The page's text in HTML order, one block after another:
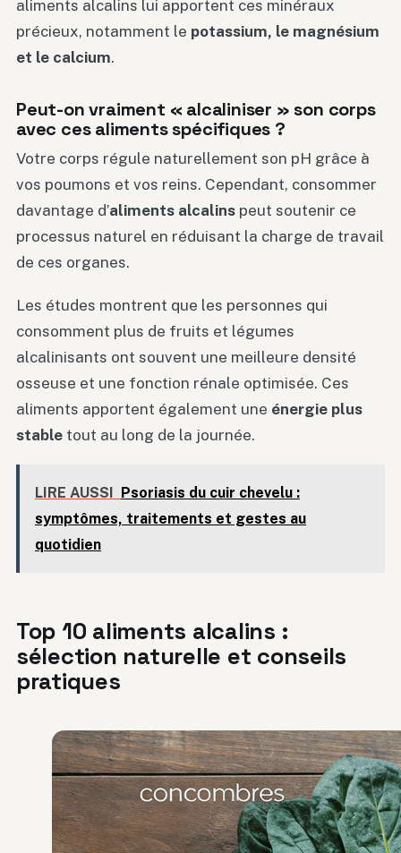
aliments alcalins lui apportent ces minéraux
précieux, notamment le potassium, le magnésium
et le calcium.
Peut-on vraiment « alcaliniser » son corps
avec ces aliments spécifiques ?
Votre corps régule naturellement son pH grâce à
vos poumons et vos reins. Cependant, consommer
davantage d’aliments alcalins peut soutenir ce
processus naturel en réduisant la charge de travail
de ces organes.
Les études montrent que les personnes qui
consomment plus de fruits et légumes
alcalinisants ont souvent une meilleure densité
osseuse et une fonction rénale optimisée. Ces
aliments apportent également une énergie plus
stable tout au long de la journée.
LIRE AUSSI
Psoriasis du cuir chevelu :
symptômes, traitements et gestes au
quotidien
Top 10 aliments alcalins :
sélection naturelle et conseils
pratiques